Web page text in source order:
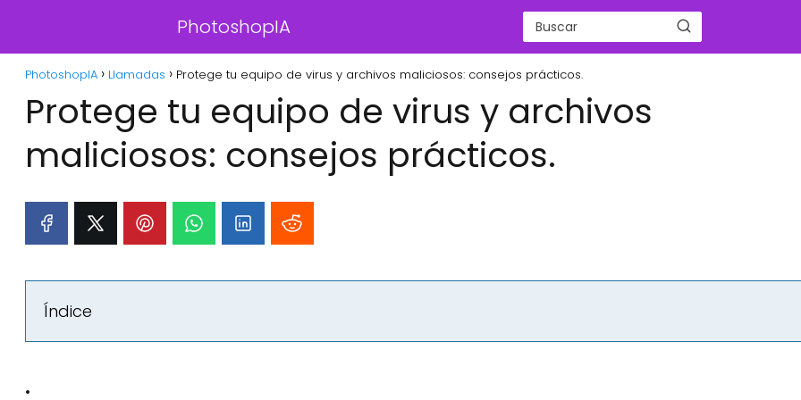
PhotoshopIA
PhotoshopIA Llamadas Protege tu equipo de virus y archivos maliciosos: consejos prácticos.
Protege tu equipo de virus y archivos
maliciosos: consejos prácticos.
Índice